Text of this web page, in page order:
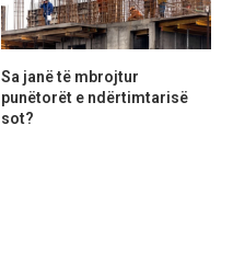
Sa janë të mbrojtur
punëtorët e ndërtimtarisë
sot?